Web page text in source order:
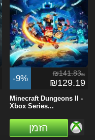
-9% ₪141.83ils
₪129.19
Minecraft Dungeons II -
Xbox Series...
הזמן